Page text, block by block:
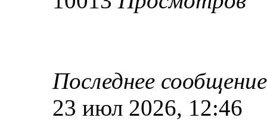
Последнее
23 июл 2026, 12:46